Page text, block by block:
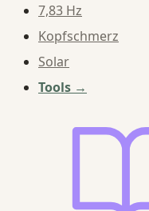
7,83 Hz
Kopfschmerz
Solar
Tools →